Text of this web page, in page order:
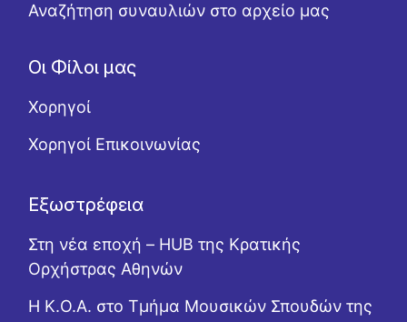
Αναζήτηση συναυλιών στο αρχείο μας
Οι Φίλοι μας
Χορηγοί
Χορηγοί Επικοινωνίας
Εξωστρέφεια
Στη νέα εποχή – HUB της Κρατικής
Ορχήστρας Αθηνών
Η Κ.Ο.Α. στο Τμήμα Μουσικών Σπουδών της